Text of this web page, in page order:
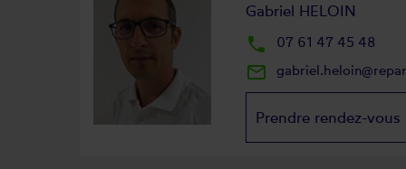
Gabriel HELOIN
local_phone 07 61 47 45 48
mail_outline
Prendre rendez-vous